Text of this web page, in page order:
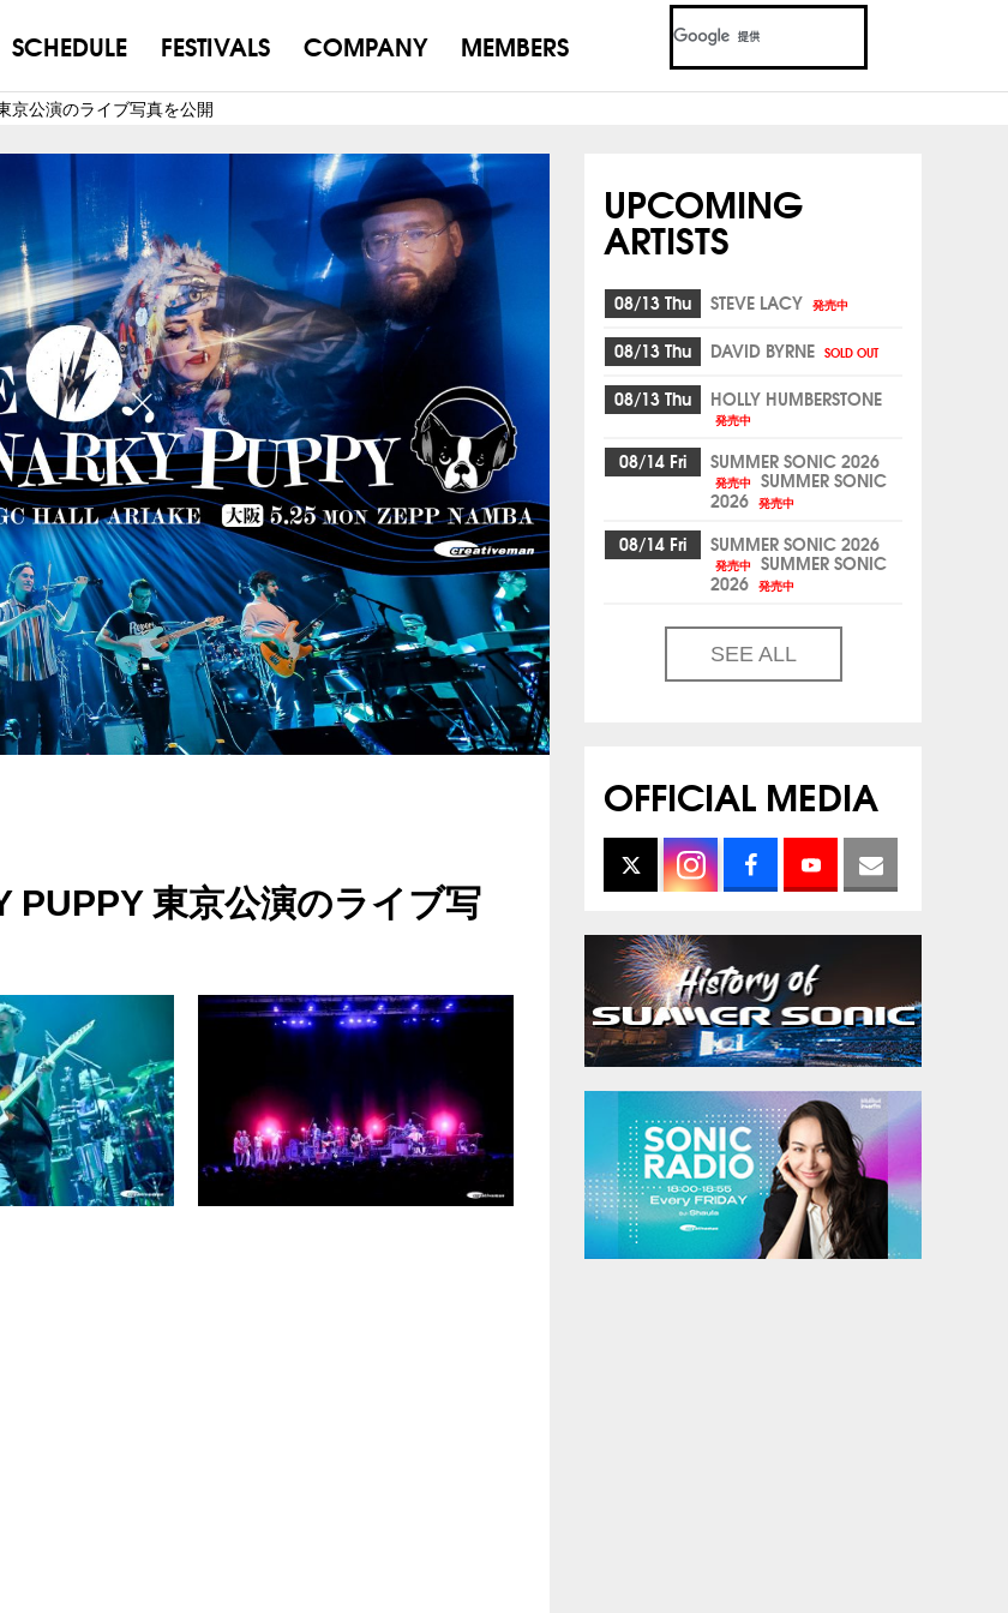
SCHEDULE FESTIVALS COMPANY MEMBERS
京公演のライブ写真を公開
PUPPY 東京公演のライブ写
UPCOMING
ARTISTS
08/13 Thu STEVE LACY 発売中
08/13 Thu DAVID BYRNE SOLD OUT
08/13 Thu HOLLY HUMBERSTONE
発売中
08/14 Fri SUMMER SONIC 2026
発売中 SUMMER SONIC
2026 発売中
08/14 Fri SUMMER SONIC 2026
発売中 SUMMER SONIC
2026 発売中
SEE ALL
OFFICIAL MEDIA